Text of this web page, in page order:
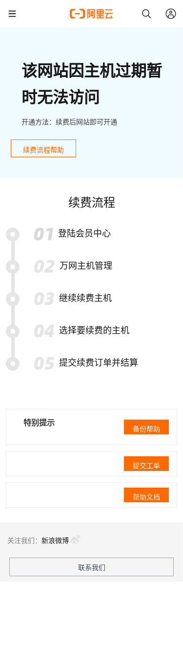
该网站因主机过期暂
时无法访问
开通方法：续费后网站即可开通
续费流程帮助
续费流程
登陆会员中心
万网主机管理
继续续费主机
选择要续费的主机
提交续费订单并结算
特别提示
备份帮助
提交工单
帮助文档